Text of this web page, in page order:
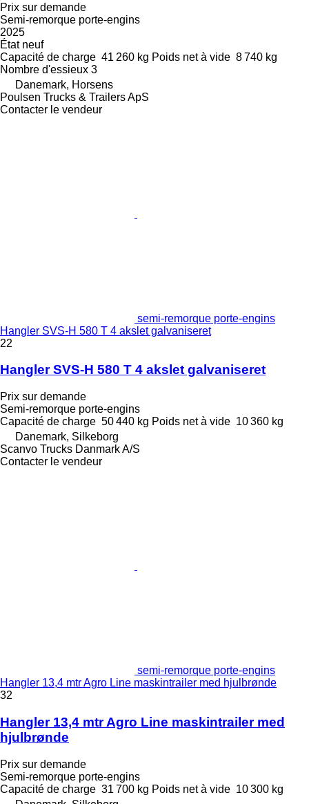
Prix sur demande
Semi-remorque porte-engins
2025
Étatneuf
Capacité de charge 41 260 kg Poids net à vide 8 740 kg
Nombre d'essieux 3
Danemark, Horsens
Poulsen Trucks & Trailers ApS
Contacter le vendeur
semi-remorque porte-engins
Hangler SVS-H 580 T 4 akslet galvaniseret
22
Hangler SVS-H 580 T 4 akslet galvaniseret
Prix sur demande
Semi-remorque porte-engins
Capacité de charge 50 440 kg Poids net à vide 10 360 kg
Danemark, Silkeborg
Scanvo Trucks Danmark A/S
Contacter le vendeur
semi-remorque porte-engins
Hangler 13,4 mtr Agro Line maskintrailer med hjulbrønde
32
Hangler 13,4 mtr Agro Line maskintrailer med
hjulbrønde
Prix sur demande
Semi-remorque porte-engins
Capacité de charge 31 700 kg Poids net à vide 10 300 kg